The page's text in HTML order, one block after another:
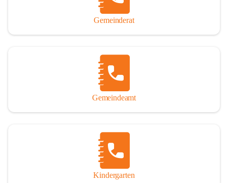
Gemeinderat
Gemeindeamt
Kindergarten